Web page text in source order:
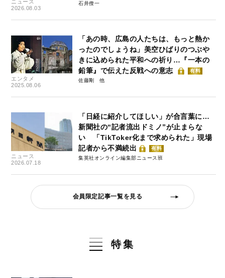
ニュース
2026.08.03
石井僚一
エンタメ
2025.08.06
「あの時、広島の人たちは、もっと熱か
ったのでしょうね」美空ひばりのつぶや
きに込められた平和への祈り…『一本の
鉛筆』で伝えた反戦への意志
有料
佐藤剛
ニュース
2026.07.18
「日経に紹介してほしい」が合言葉に…
新聞社の“記者流出ドミノ”が止まらな
い 「TikToker化まで求められた」現場
記者から不満続出
有料
集英社オンライン編集部ニュース班
会員限定記事一覧を見る
特集